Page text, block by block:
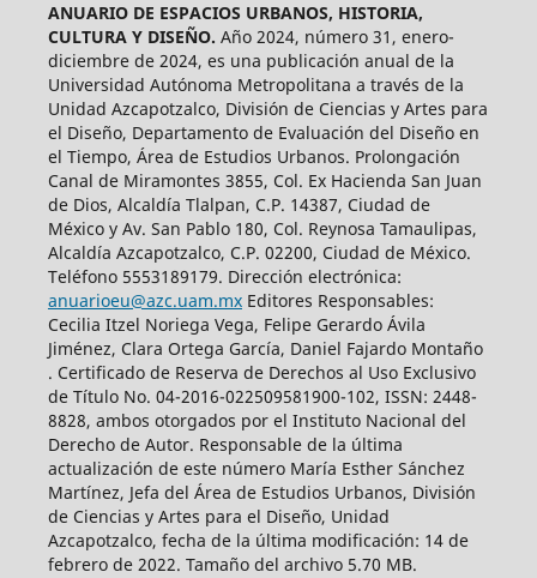
ANUARIO DE ESPACIOS URBANOS, HISTORIA,
CULTURA Y DISEÑO. Año 2024, número 31, enero-
diciembre de 2024, es una publicación anual de la
Universidad Autónoma Metropolitana a través de la
Unidad Azcapotzalco, División de Ciencias y Artes para
el Diseño, Departamento de Evaluación del Diseño en
el Tiempo, Área de Estudios Urbanos. Prolongación
Canal de Miramontes 3855, Col. Ex Hacienda San Juan
de Dios, Alcaldía Tlalpan, C.P. 14387, Ciudad de
México y Av. San Pablo 180, Col. Reynosa Tamaulipas,
Alcaldía Azcapotzalco, C.P. 02200, Ciudad de México.
Teléfono 5553189179. Dirección electrónica:
anuarioeu@azc.uam.mxEditores Responsables:
Cecilia Itzel Noriega Vega, Felipe Gerardo Ávila
Jiménez, Clara Ortega García, Daniel Fajardo Montaño
. Certificado de Reserva de Derechos al Uso Exclusivo
de Título No. 04-2016-022509581900-102, ISSN: 2448-
8828, ambos otorgados por el Instituto Nacional del
Derecho de Autor. Responsable de la última
actualización de este número María Esther Sánchez
Martínez, Jefa del Área de Estudios Urbanos, División
de Ciencias y Artes para el Diseño, Unidad
Azcapotzalco, fecha de la última modificación: 14 de
febrero de 2022. Tamaño del archivo 5.70 MB.